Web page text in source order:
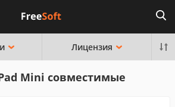
Лицензия
Mini совместимые